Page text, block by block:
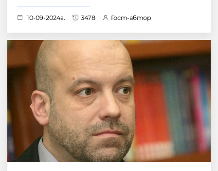
10-09-2024г. 3478 Гост-автор